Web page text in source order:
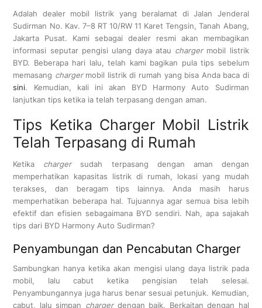
Adalah dealer mobil listrik yang beralamat di Jalan Jenderal
Sudirman No. Kav. 7–8 RT 10/RW 11 Karet Tengsin, Tanah Abang,
Jakarta Pusat. Kami sebagai dealer resmi akan membagikan
informasi seputar pengisi ulang daya atau chargermobil listrik
BYD. Beberapa hari lalu, telah kami bagikan pula tips sebelum
memasang chargermobil listrik di rumah yang bisa Anda baca di
sini. Kemudian, kali ini akan BYD Harmony Auto Sudirman
lanjutkan tips ketika ia telah terpasang dengan aman.
Tips Ketika Charger Mobil Listrik
Telah Terpasang di Rumah
Ketika chargersudah terpasang dengan aman dengan
memperhatikan kapasitas listrik di rumah, lokasi yang mudah
terakses, dan beragam tips lainnya. Anda masih harus
memperhatikan beberapa hal. Tujuannya agar semua bisa lebih
efektif dan efisien sebagaimana BYD sendiri. Nah, apa sajakah
tips dari BYD Harmony Auto Sudirman?
Penyambungan dan Pencabutan Charger
Sambungkan hanya ketika akan mengisi ulang daya listrik pada
mobil, lalu cabut ketika pengisian telah selesai.
Penyambungannya juga harus benar sesuai petunjuk. Kemudian,
cabut, lalu simpan chargerdengan baik. Berkaitan dengan hal